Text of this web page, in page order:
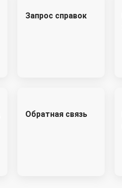
Запрос справок
Обратная связь